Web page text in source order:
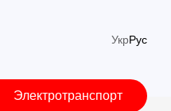
УкрРус
Электротранспорт